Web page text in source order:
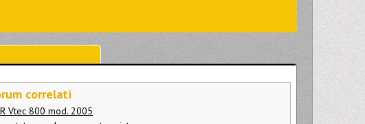
correlati
Vtec 800 mod. 2005